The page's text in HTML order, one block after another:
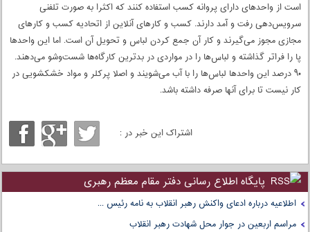
است از واحدهای دارای پروانه کسب استفاده کنند که اکثرا به صورت تلفنی
سرویس‌دهی رفت و آمد دارند. کسب و کارهای آنلاین از اتحادیه کسب و کارهای
مجازی مجوز می‌گیرند و کار آن جمع کردن لباس و تحویل آن است. اما این واحدها
پا را فراتر گذاشته و لباس‌ها را در مواردی در بدترین کارگاه‌ها شست‌وشو می‌دهند.
۹۰ درصد این واحدها لباس‌ها را با آب می‌شویند و اصلا پرکلر و مواد خشکشویی در
کار نیست تا برای آنها صرفه داشته باشد.
اشتراک این خبر در :
پایگاه اطلاع رسانی دفتر مقام معظم رهبری
اطلاعیه درباره ادعای واکنش رهبر انقلاب به نامه رئیس ...
مراسم اربعین در جوار محل شهادت رهبر انقلاب